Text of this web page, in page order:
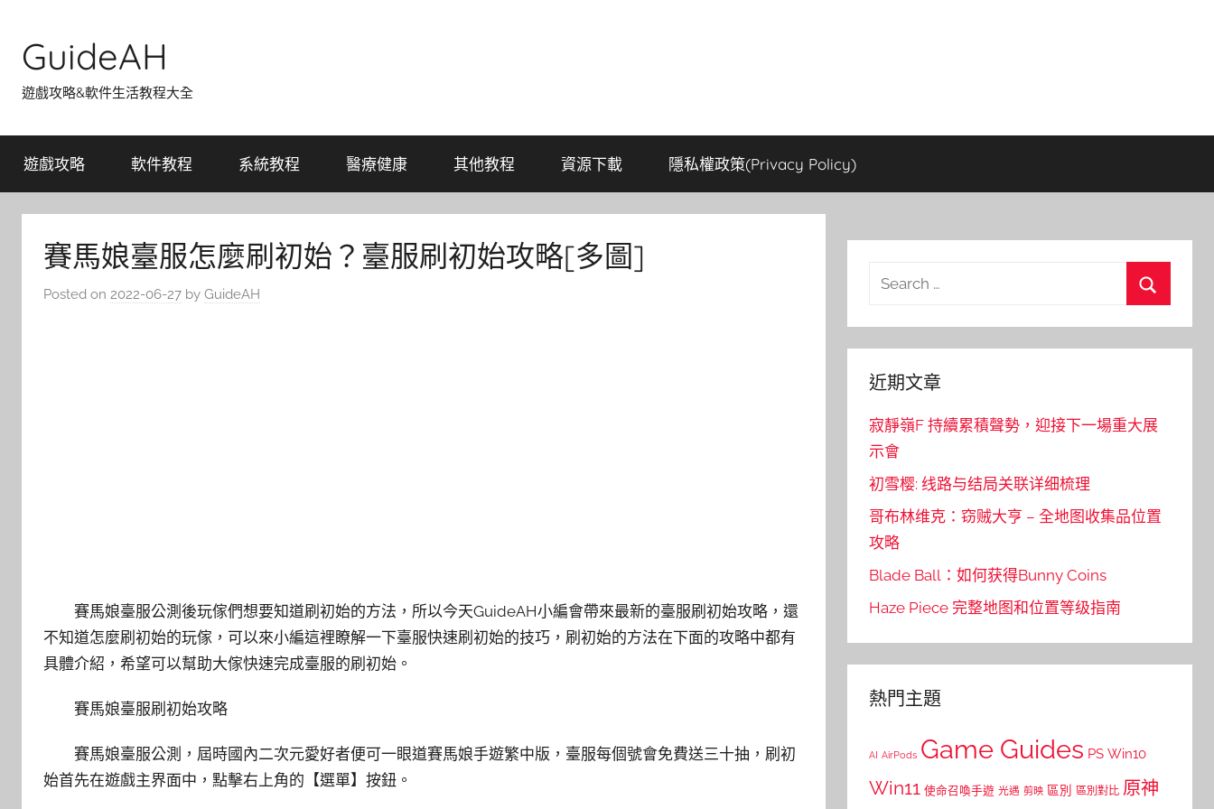
content
GuideAH
遊戲攻略&軟件生活教程大全
遊戲攻略 軟件教程 系統教程 醫療健康 其他教程 資源下載 隱私權政策(Privacy Policy)
賽馬娘臺服怎麼刷初始？臺服刷初始攻略[多圖]
Posted on 2022-06-27 by GuideAH
賽馬娘臺服公測後玩傢們想要知道刷初始的方法，所以今天GuideAH小編會帶來最新的臺服刷初始攻略，還
不知道怎麼刷初始的玩傢，可以來小編這裡瞭解一下臺服快速刷初始的技巧，刷初始的方法在下面的攻略中都有
具體介紹，希望可以幫助大傢快速完成臺服的刷初始。
賽馬娘臺服刷初始攻略
賽馬娘臺服公測，屆時國內二次元愛好者便可一眼道賽馬娘手遊繁中版，臺服每個號會免費送三十抽，刷初
始首先在遊戲主界面中，點擊右上角的【選單】按鈕。
Search
近期文章
寂靜嶺F 持續累積聲勢，迎接下一場重大展
示會
初雪樱: 线路与结局关联详细梳理
哥布林维克：窃贼大亨 – 全地图收集品位置
攻略
Blade Ball：如何获得Bunny Coins
Haze Piece 完整地图和位置等级指南
熱門主題
AI AirPods Game Guides PS Win10
Win11 使命召喚手遊 光遇 剪映 區別 區別對比 原神